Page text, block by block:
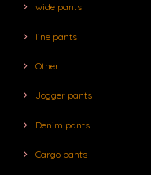
wide pants
line pants
Other
Jogger pants
Denim pants
Cargo pants